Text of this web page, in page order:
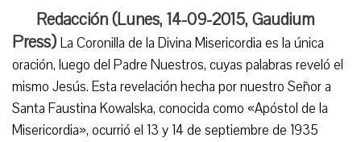
Redacción (Lunes, 14-09-2015, Gaudium
Press) La Coronilla de la Divina Misericordia es la única
oración, luego del Padre Nuestros, cuyas palabras reveló el
mismo Jesús. Esta revelación hecha por nuestro Señor a
Santa Faustina Kowalska, conocida como «Apóstol de la
Misericordia», ocurrió el 13 y 14 de septiembre de 1935